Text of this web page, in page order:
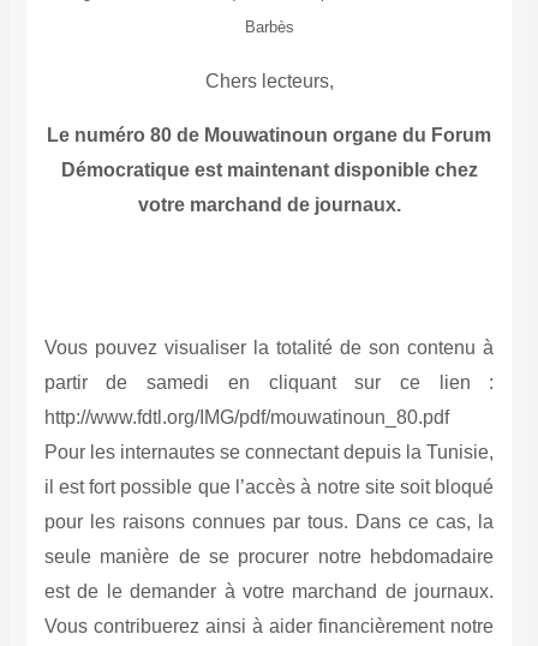
Barbès
Chers lecteurs,
Le numéro 80 de Mouwatinoun organe du Forum
Démocratique est maintenant disponible chez
votre marchand de journaux.
Vous pouvez visualiser la totalité de son contenu à
partir de samedi en cliquant sur ce lien :
http://www.fdtl.org/IMG/pdf/mouwatinoun_80.pdf
Pour les internautes se connectant depuis la Tunisie,
il est fort possible que l’accès à notre site soit bloqué
pour les raisons connues par tous. Dans ce cas, la
seule manière de se procurer notre hebdomadaire
est de le demander à votre marchand de journaux.
Vous contribuerez ainsi à aider financièrement notre